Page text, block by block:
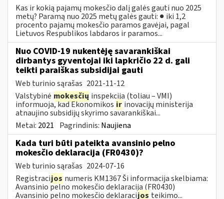
Kas ir kokią pajamų mokesčio dalį galės gauti nuo 2025
metų? Paramą nuo 2025 metų galės gauti: ● iki 1,2
procento pajamų mokesčio paramos gavėjai, pagal
Lietuvos Respublikos labdaros ir paramos...
Nuo COVID-19 nukentėję savarankiškai
dirbantys gyventojai iki lapkričio 22 d. gali
teikti paraiškas subsidijai gauti
Web turinio sąrašas 2021-11-12
Valstybinė mokesčių inspekcija (toliau – VMI)
informuoja, kad Ekonomikos ir inovacijų ministerija
atnaujino subsidijų skyrimo savarankiškai...
Metai: 2021 Pagrindinis: Naujiena
Kada turi būti pateikta avansinio pelno
mokesčio deklaracija (FR0430)?
Web turinio sąrašas 2024-07-16
Registracijos numeris KM1367 Ši informacija skelbiama:
Avansinio pelno mokesčio deklaracija (FR0430)
Avansinio pelno mokesčio deklaracijos teikimo...